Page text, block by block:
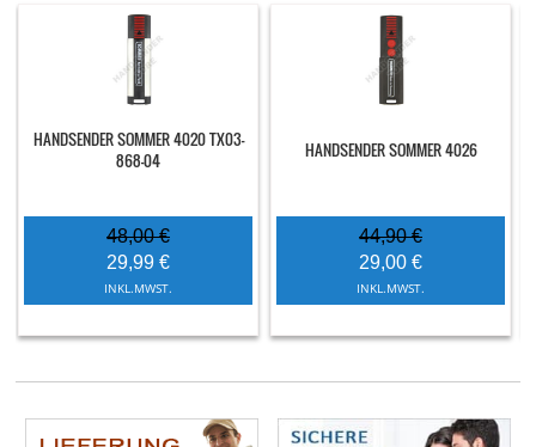
HANDSENDER SOMMER 4020 TX03-
868-04
48,00 €
29,99 €
INKL.MWST.
HANDSENDER SOMMER 4026
44,90 €
29,00 €
INKL.MWST.